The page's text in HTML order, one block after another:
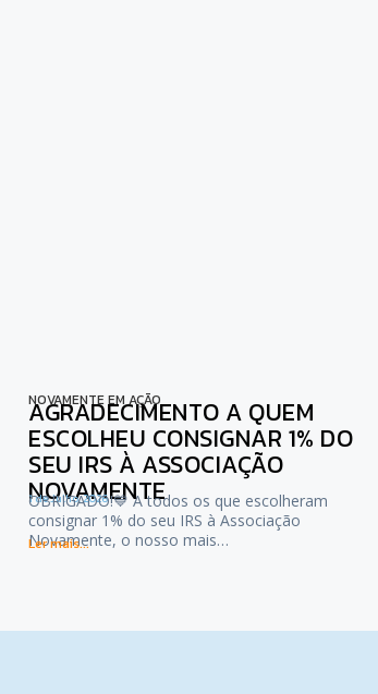
NOVAMENTE EM AÇÃO
AGRADECIMENTO A QUEM
ESCOLHEU CONSIGNAR 1% DO
SEU IRS À ASSOCIAÇÃO
NOVAMENTE
1 de Julho, 2026
OBRIGADO!💙 A todos os que escolheram
consignar 1% do seu IRS à Associação
Novamente, o nosso mais…
Ler mais...